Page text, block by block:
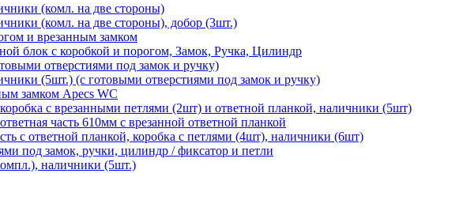
(комл. на две стороны)
(комл. на две стороны), добор (3шт.)
и врезанным замком
с коробкой и порогом, Замок, Ручка, Цилиндр
отверстиями под замок и ручку)
(5шт.) (с готовыми отверстиями под замок и ручку)
замком Apecs WC
с врезанными петлями (2шт) и ответной планкой, наличники (5шт)
часть 610мм с врезанной ответной планкой
с ответной планкой, коробка с петлями (4шт), наличники (6шт)
под замок, ручки, цилиндр / фиксатор и петли
наличники (5шт.)